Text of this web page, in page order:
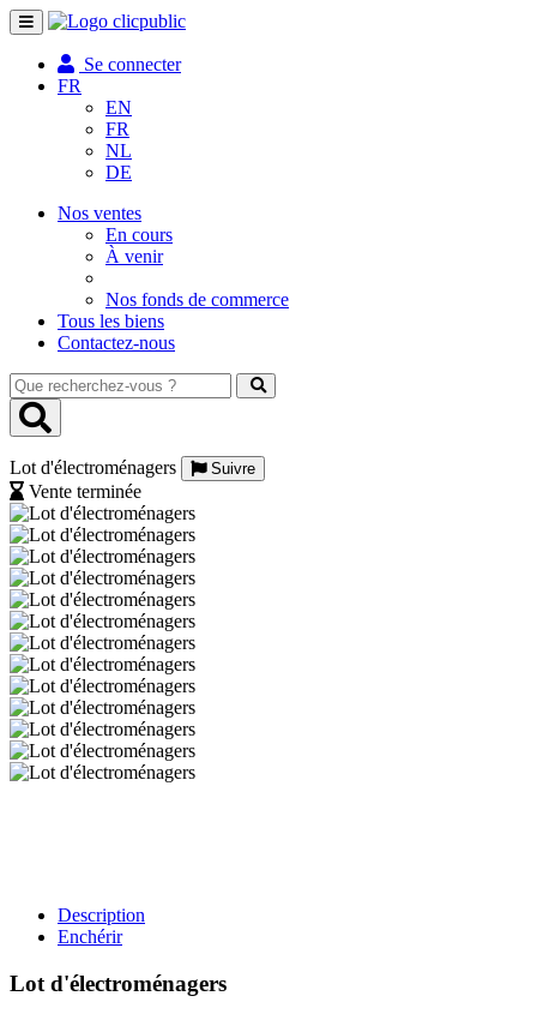
Toggle
navigation
Se connecter
FR
EN
FR
NL
DE
Nos ventes
En cours
À venir
Nos fonds de commerce
Tous les biens
Contactez-nous
Que
recherchez-
vous
Lot d'électroménagers
Suivre
Vente terminée
Description
Enchérir
Lot d'électroménagers